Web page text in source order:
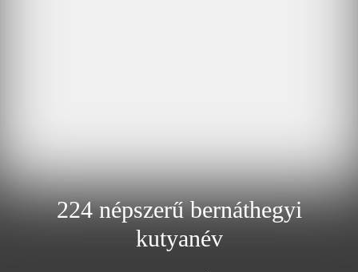
224 népszerű bernáthegyi
kutyanév